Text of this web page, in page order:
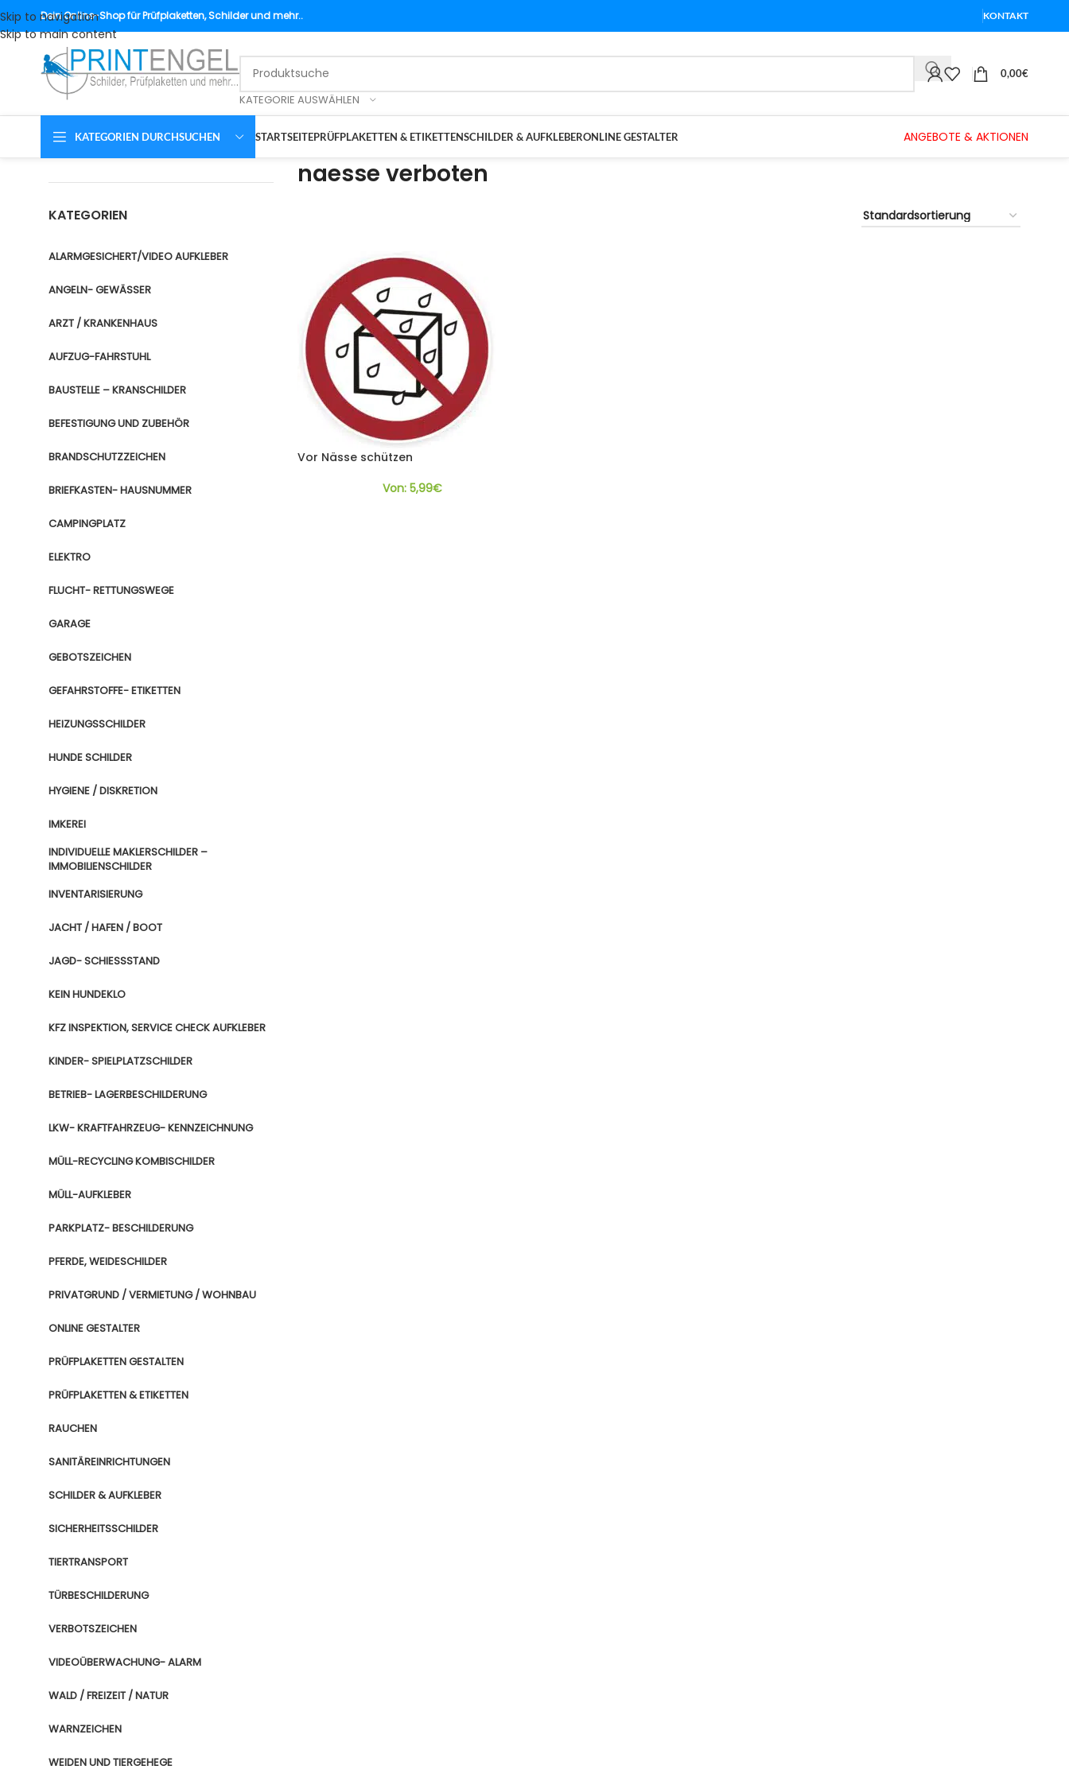
Skip to navigation
Skip to main content
DeinOnline-Shop für Prüfplaketten, Schilder und mehr.. KONTAKT
KATEGORIE AUSWÄHLEN
0,00€
KATEGORIEN DURCHSUCHEN STARTSEITEPRÜFPLAKETTEN & ETIKETTENSCHILDER & AUFKLEBERONLINE GESTALTER ANGEBOTE & AKTIONEN
KATEGORIEN
ALARMGESICHERT/VIDEO AUFKLEBER
ANGELN- GEWÄSSER
ARZT / KRANKENHAUS
AUFZUG-FAHRSTUHL
BAUSTELLE – KRANSCHILDER
BEFESTIGUNG UND ZUBEHÖR
BRANDSCHUTZZEICHEN
BRIEFKASTEN- HAUSNUMMER
CAMPINGPLATZ
ELEKTRO
FLUCHT- RETTUNGSWEGE
GARAGE
GEBOTSZEICHEN
GEFAHRSTOFFE- ETIKETTEN
HEIZUNGSSCHILDER
HUNDE SCHILDER
HYGIENE / DISKRETION
IMKEREI
INDIVIDUELLE MAKLERSCHILDER –
IMMOBILIENSCHILDER
INVENTARISIERUNG
JACHT / HAFEN / BOOT
JAGD- SCHIESSSTAND
KEIN HUNDEKLO
KFZ INSPEKTION, SERVICE CHECK AUFKLEBER
KINDER- SPIELPLATZSCHILDER
BETRIEB- LAGERBESCHILDERUNG
LKW- KRAFTFAHRZEUG- KENNZEICHNUNG
MÜLL-RECYCLING KOMBISCHILDER
MÜLL-AUFKLEBER
PARKPLATZ- BESCHILDERUNG
PFERDE, WEIDESCHILDER
PRIVATGRUND / VERMIETUNG / WOHNBAU
ONLINE GESTALTER
PRÜFPLAKETTEN GESTALTEN
PRÜFPLAKETTEN & ETIKETTEN
RAUCHEN
SANITÄREINRICHTUNGEN
SCHILDER & AUFKLEBER
SICHERHEITSSCHILDER
TIERTRANSPORT
TÜRBESCHILDERUNG
VERBOTSZEICHEN
VIDEOÜBERWACHUNG- ALARM
WALD / FREIZEIT / NATUR
WARNZEICHEN
WEIDEN UND TIERGEHEGE
naesse verboten
Vor Nässe schützen
Von:5,99€